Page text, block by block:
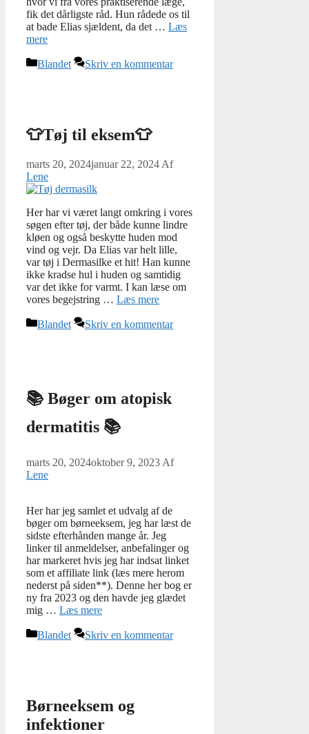
fik det dårligste råd. Hun rådede os til
at bade Elias sjældent, da det … Læs
mere
Kategorier
Blandet Skriv en kommentar
👕Tøj til eksem👕
marts 20, 2024januar 22, 2024 Af
Lene
Her har vi været langt omkring i vores
søgen efter tøj, der både kunne lindre
kløen og også beskytte huden mod
vind og vejr. Da Elias var helt lille,
var tøj i Dermasilke et hit! Han kunne
ikke kradse hul i huden og samtidig
var det ikke for varmt. I kan læse om
vores begejstring … Læs mere
Kategorier
Blandet Skriv en kommentar
📚 Bøger om atopisk
dermatitis 📚
marts 20, 2024oktober 9, 2023 Af
Lene
Her har jeg samlet et udvalg af de
bøger om børneeksem, jeg har læst de
sidste efterhånden mange år. Jeg
linker til anmeldelser, anbefalinger og
har markeret hvis jeg har indsat linket
som et affiliate link (læs mere herom
nederst på siden**). Denne her bog er
ny fra 2023 og den havde jeg glædet
mig … Læs mere
Kategorier
Blandet Skriv en kommentar
Børneeksem og
infektioner